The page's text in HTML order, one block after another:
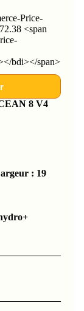
Price-
<span
bdi></span>
8 V4
: 19